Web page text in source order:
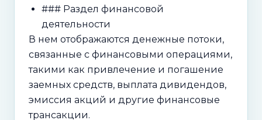
### Раздел финансовой
деятельности
В нем отображаются денежные потоки,
связанные с финансовыми операциями,
такими как привлечение и погашение
заемных средств, выплата дивидендов,
эмиссия акций и другие финансовые
трансакции.